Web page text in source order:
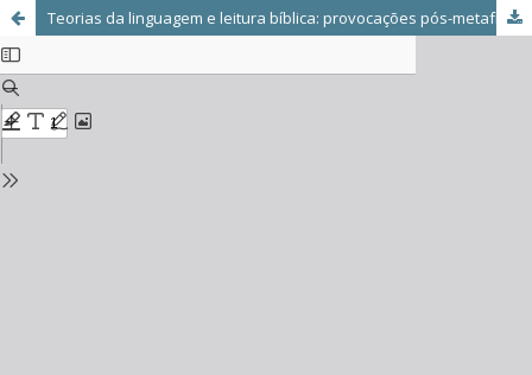
Teorias da linguagem e leitura bíblica: provocações pós-metafísicas a partir de Eleazar Meletinski e Northrop Frye